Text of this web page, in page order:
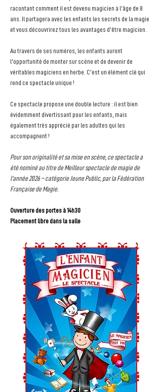
racontant comment il est devenu magicien à l'âge de 8
ans. Il partagera avec les enfants les secrets de la magie
et vous découvrirez tous les avantages d'être magicien.
Au travers de ses numéros, les enfants auront
l'opportunité de monter sur scène et de devenir de
véritables magiciens en herbe. C'est un élément clé qui
rend ce spectacle unique !
Ce spectacle propose une double lecture : il est bien
évidemment divertissant pour les enfants, mais
également très apprécié par les adultes qui les
accompagnent !
Pour son originalité et sa mise en scène, ce spectacle a
été nominé au titre de Meilleur spectacle de magie de
l’année 2026 – catégorie Jeune Public, par la Fédération
Française de Magie.
Ouverture des portes à 14h30
Placement libre dans la salle